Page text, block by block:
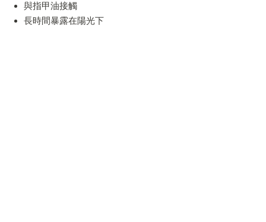
與指甲油接觸
長時間暴露在陽光下